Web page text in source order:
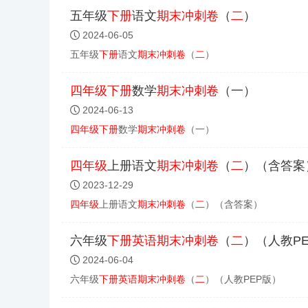
五年级下册语文期末冲刺 卷 （二 ）
2024-06-05
五年级下册语文期末冲刺卷 （ 二 ）
四年级下册数学期末冲刺 卷 （一）
2024-06-13
四年级下册数学期末冲刺卷 （一）
四年级上册语文期末冲刺 卷 （二 ）（含答案
2023-12-29
四年级 上册语文期末冲刺卷 （ 二 ）（含答案）
六年级下册英语期末冲刺 卷 （二 ）（人教
2024-06-04
六年级下册英语期末冲刺卷 （ 二 ）（人教PEP版）